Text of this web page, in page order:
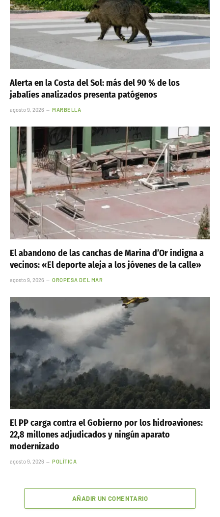
Alerta en la Costa del Sol: más del 90 % de los
jabalíes analizados presenta patógenos
agosto 9, 2026 MARBELLA
El abandono de las canchas de Marina d’Or indigna a
vecinos: «El deporte aleja a los jóvenes de la calle»
agosto 9, 2026 OROPESA DEL MAR
El PP carga contra el Gobierno por los hidroaviones:
22,8 millones adjudicados y ningún aparato
modernizado
agosto 9, 2026 POLÍTICA
AÑADIR UN COMENTARIO